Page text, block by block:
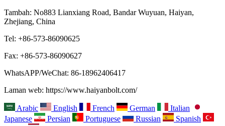
Tambah: No883 Lianxiang Road, Bandar Wuyuan, Haiyan,
Zhejiang, China
Tel: +86-573-86090625
Fax: +86-573-86090627
WhatsAPP/WeChat: 86-18962406417
Laman web: https://www.haiyanbolt.com/
Arabic English French German
Italian
Japanese
Persian Portuguese Russian
Spanish